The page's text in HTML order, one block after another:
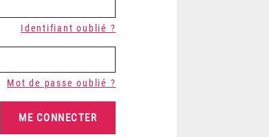
Identifiant oublié ?
Mot de passe oublié ?